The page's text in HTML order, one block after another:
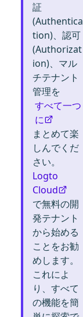
証
(Authentica
tion)、認可
(Authorizat
ion)、マル
チテナント
管理を
すべて一つ
に
まとめて楽
しんでくだ
さい。
Logto
Cloud
で無料の開
発テナント
から始める
ことをお勧
めします。
これによ
り、すべて
の機能を簡